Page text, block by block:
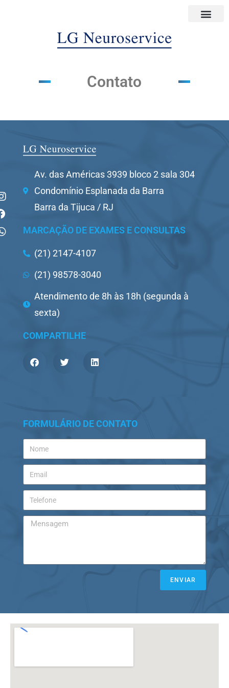
Contato
Av. das Américas 3939 bloco 2 sala 304
Condomínio Esplanada da Barra
Barra da Tijuca / RJ
MARCAÇÃO DE EXAMES E CONSULTAS
(21) 2147-4107
(21) 98578-3040
Atendimento de 8h às 18h (segunda à
sexta)
COMPARTILHE
FORMULÁRIO DE CONTATO
ENVIAR